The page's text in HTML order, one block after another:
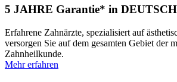
5 JAHRE Garantie* in
Erfahrene Zahnärzte, spezialisiert auf
versorgen Sie auf dem gesamten Gebiet der
Zahnheilkunde.
Mehr erfahren